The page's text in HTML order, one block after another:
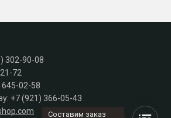
302-90-08
72
645-02-58
+7 (921) 366-05-43
Составим заказ